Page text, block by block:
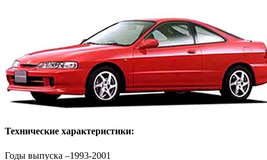
Технические характеристики:
Годы выпуска –1993-2001